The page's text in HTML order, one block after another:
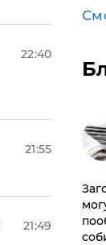
22:40
21:55
21:49